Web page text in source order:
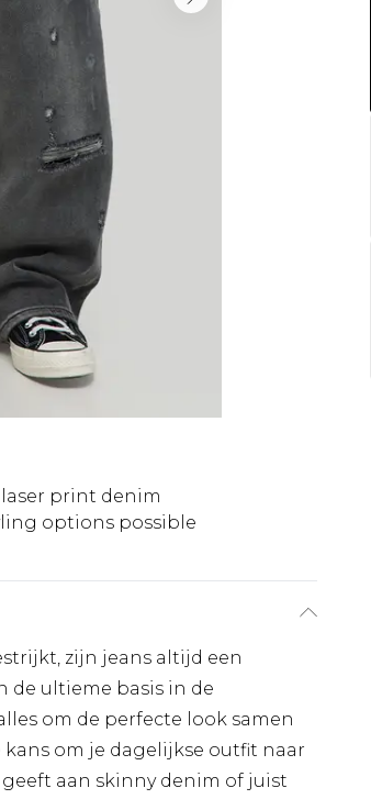
print denim
options possible
zijn jeans altijd een
de ultieme basis in de
om de perfecte look samen
om je dagelijkse outfit naar
aan skinny denim of juist